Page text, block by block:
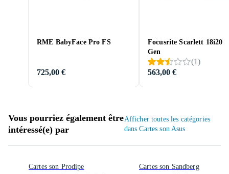
RME BabyFace Pro FS
725,00 €
Focusrite Scarlett 18i20
Gen
(1)
563,00 €
Vous pourriez également être
intéressé(e) par
Afficher toutes les catégories
dans Cartes son Asus
Cartes son Prodipe
Cartes son Sandberg